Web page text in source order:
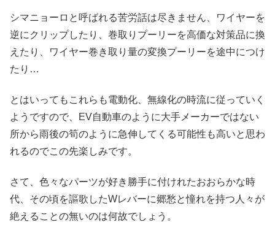
シマニョーロと呼ばれる苦労話は尽きません、ワイヤーを
逆にクリップしたり、巻取りプーリーを高価な対策品に換
えたり、ワイヤー巻き取り量の変換プーリーを途中につけ
たり…
とはいってもこれらも電動化、無線化の時流に従っていく
ようですので、EV自動車のように大手メーカーではない
所から雨後の筍のように急伸してくる可能性も高いと思わ
れるのでこの先楽しみです。
さて、色々なパーツが好き勝手に付けれたおおらかな時
代、その頃を謳歌したWレバーに郷愁と憧れを持つ人々が
絶えることの無いのは何故でしょう。